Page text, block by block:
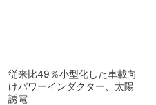
従来比49％小型化した車載向
けパワーインダクター、太陽
誘電